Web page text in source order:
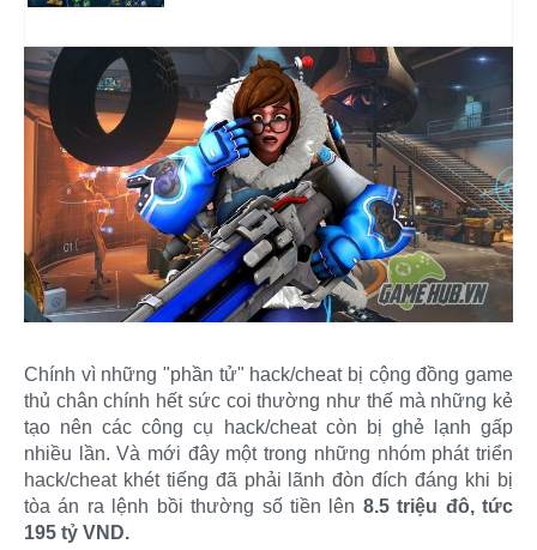
Chính vì những "phần tử" hack/cheat bị cộng đồng game
thủ chân chính hết sức coi thường như thế mà những kẻ
tạo nên các công cụ hack/cheat còn bị ghẻ lạnh gấp
nhiều lần. Và mới đây một trong những nhóm phát triển
hack/cheat khét tiếng đã phải lãnh đòn đích đáng khi bị
tòa án ra lệnh bồi thường số tiền lên 8.5 triệu đô, tức
195 tỷ VND.